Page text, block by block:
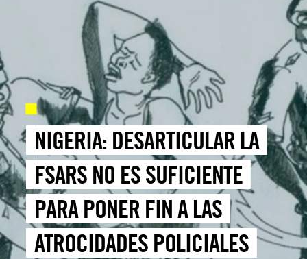
NIGERIA: DESARTICULAR LA
FSARS NO ES SUFICIENTE
PARA PONER FIN A LAS
ATROCIDADES POLICIALES